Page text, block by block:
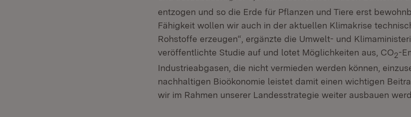
entzogen und so die Erde für Pflanzen und Tiere erst
Fähigkeit wollen wir auch in der aktuellen Klimakrise
Rohstoffe erzeugen“, ergänzte die Umwelt- und
veröffentlichte Studie auf und lotet Möglichkeiten aus, CO2-
Industrieabgasen, die nicht vermieden werden können,
nachhaltigen Bioökonomie leistet damit einen wichtigen
wir im Rahmen unserer Landesstrategie weiter ausbauen